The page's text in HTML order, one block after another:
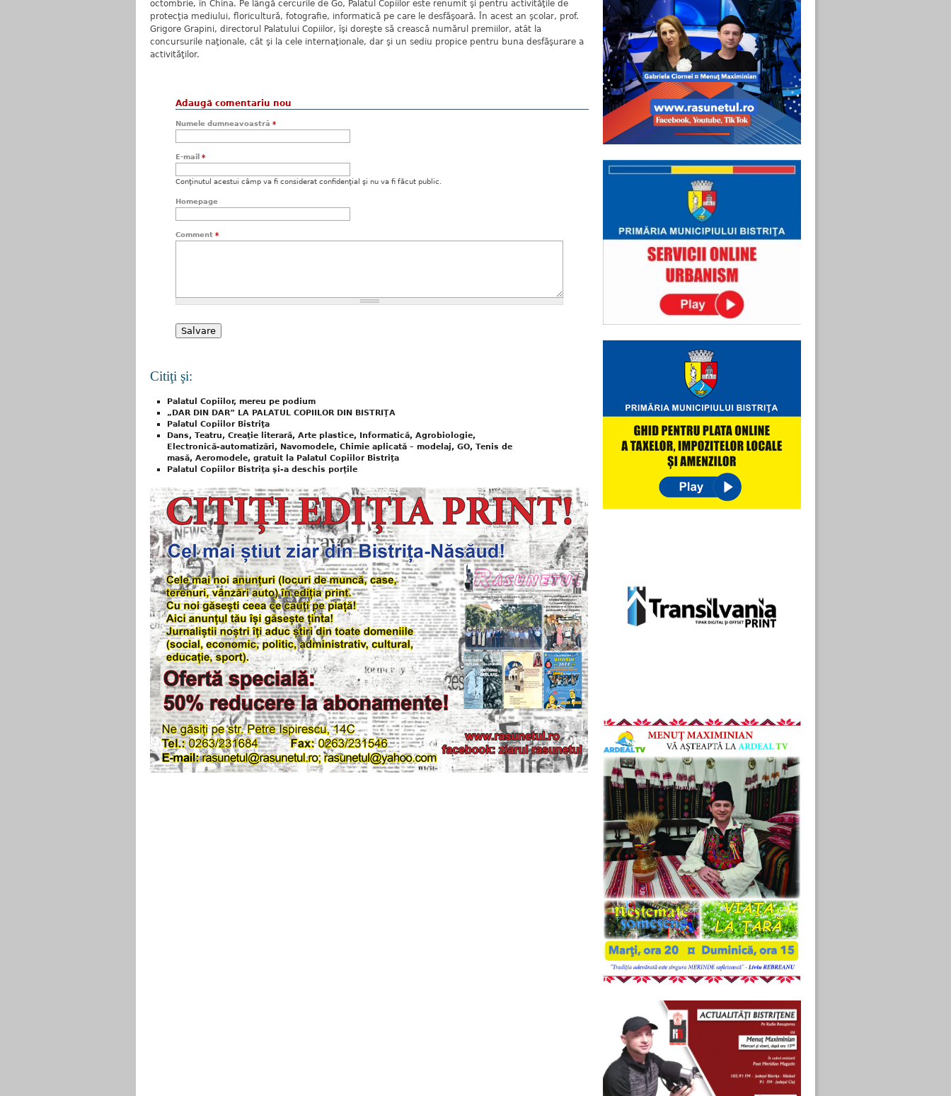
octombrie, în China. Pe lângă cercurile de Go, Palatul Copiilor este renumit şi pentru activităţile de
protecţia mediului, floricultură, fotografie, informatică pe care le desfăşoară. În acest an şcolar, prof.
Grigore Grapini, directorul Palatului Copiilor, îşi doreşte să crească numărul premiilor, atât la
concursurile naţionale, cât şi la cele internaţionale, dar şi un sediu propice pentru buna desfăşurare a
activităţilor.
Adaugă comentariu nou
Numele dumneavoastră *
E-mail *
Conţinutul acestui câmp va fi considerat confidenţial şi nu va fi făcut public.
Homepage
Comment *
Citiţi şi:
Palatul Copiilor, mereu pe podium
„DAR DIN DAR” LA PALATUL COPIILOR DIN BISTRIŢA
Palatul Copiilor Bistriţa
Dans, Teatru, Creaţie literară, Arte plastice, Informatică, Agrobiologie,
Electronică-automatizări, Navomodele, Chimie aplicată – modelaj, GO, Tenis de
masă, Aeromodele, gratuit la Palatul Copiilor Bistriţa
Palatul Copiilor Bistriţa şi-a deschis porţile